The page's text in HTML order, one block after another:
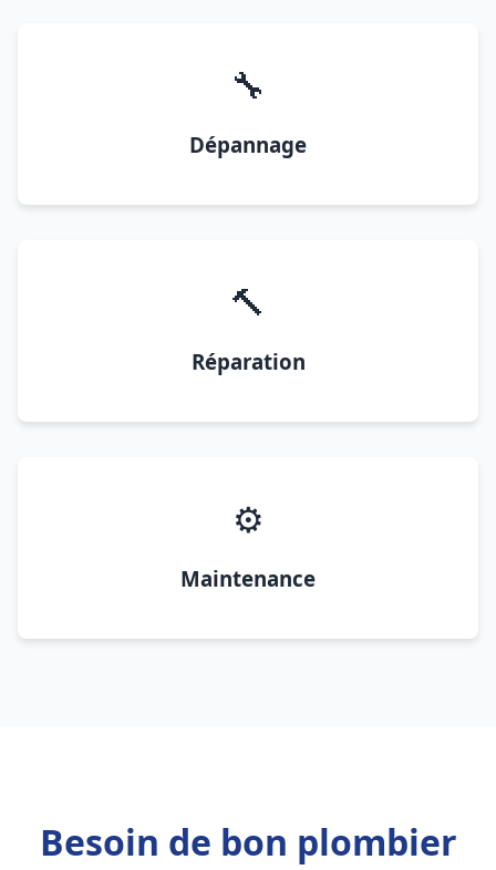
🔧
Dépannage
🔨
Réparation
⚙️
Maintenance
Besoin de bon plombier